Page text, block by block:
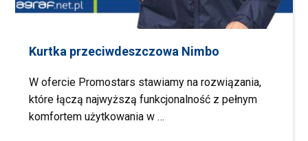
Kurtka przeciwdeszczowa Nimbo
W ofercie Promostars stawiamy na rozwiązania,
które łączą najwyższą funkcjonalność z pełnym
komfortem użytkowania w …